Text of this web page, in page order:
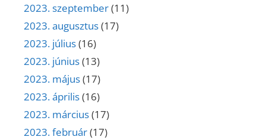
2023. szeptember(11)
2023. augusztus(17)
2023. július(16)
2023. június(13)
2023. május(17)
2023. április(16)
2023. március(17)
2023. február(17)